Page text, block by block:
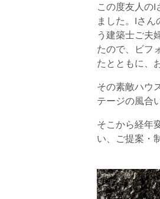
この度友人の
ました。Iさん
う建築士ご夫
たので、ビフ
たとともに、
その素敵ハウ
テージの風合
そこから経年
い、ご提案・